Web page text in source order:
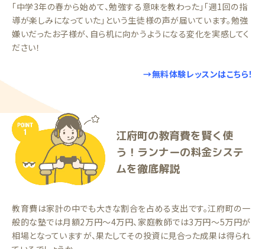
「中学3年の春から始めて、勉強する意味を教わった」「週1回の指
導が楽しみになっていた」という生徒様の声が届いています。勉強
嫌いだったお子様が、自ら机に向かうようになる変化を実感してく
ださい！
→無料体験レッスンはこちら！
江府町の教育費を賢く使
う！ランナーの料金システ
ムを徹底解説
教育費は家計の中でも大きな割合を占める支出です。江府町の一
般的な塾では月額2万円〜4万円、家庭教師では3万円〜5万円が
相場となっていますが、果たしてその投資に見合った成果は得られ